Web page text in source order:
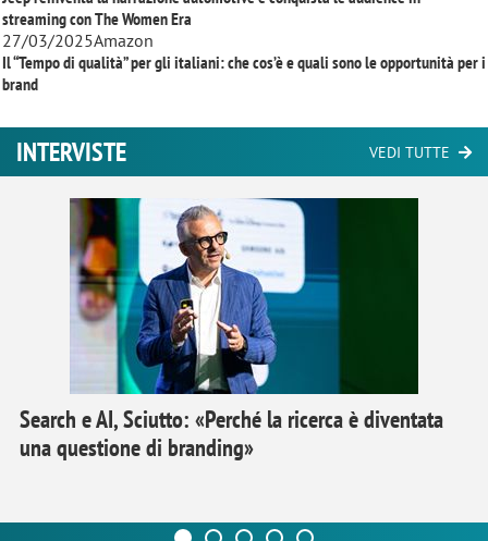
streaming conThe Women Era
27/03/2025Amazon
Il “Tempo di qualità” per gli italiani: che cos’è e quali sono le opportunità per i
brand
INTERVISTE VEDI TUTTE
Search e AI, Sciutto: «Perché la ricerca è diventata
una questione di branding»